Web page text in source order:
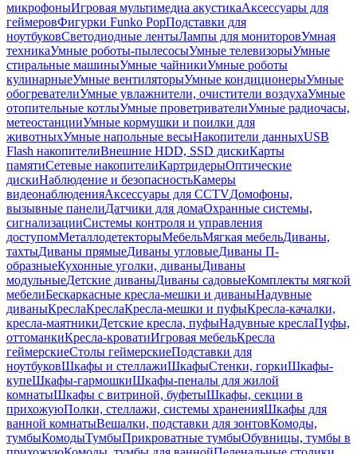
микрофоныИгровая мультимедиа акустикаАксессуары для
геймеровФигурки Funko PopПодставки для
ноутбуковСветодиодные лентыЛампы для мониторовУмная
техникаУмные роботы-пылесосыУмные телевизорыУмные
стиральные машиныУмные чайникиУмные роботы
кулинарныеУмные вентиляторыУмные кондиционерыУмные
обогревателиУмные увлажнители, очистители воздухаУмные
отопительные котлыУмные проветривателиУмные радиочасы,
метеостанцииУмные кормушки и поилки для
животныхУмные напольные весыНакопители данныхUSB
Flash накопителиВнешние HDD, SSD дискиКарты
памятиСетевые накопителиКартридерыОптические
дискиНаблюдение и безопасностьКамеры
видеонаблюденияАксессуары для CCTVДомофоны,
вызывные панелиДатчики для домаОхранные системы,
сигнализацииСистемы контроля и управления
доступомМеталлодетекторыМебельМягкая мебельДиваны,
тахтыДиваны прямыеДиваны угловыеДиваны П-
образныеКухонные уголки, диваныДиваны
модульныеДетские диваныДиваны садовыеКомплекты мягкой
мебелиБескаркасные кресла-мешки и диваныНадувные
диваныКреслаКреслаКресла-мешки и пуфыКресла-качалки,
кресла-маятникиДетские кресла, пуфыНадувные креслаПуфы,
оттоманкиКресла-кроватиИгровая мебельКресла
геймерскиеСтолы геймерскиеПодставки для
ноутбуковШкафы и стеллажиШкафыСтенки, горкиШкафы-
купеШкафы-гармошкиШкафы-пеналы для жилой
комнатыШкафы с витриной, буфетыШкафы, секции в
прихожуюПолки, стеллажи, системы храненияШкафы для
ванной комнатыВешалки, подставки для зонтовКомоды,
тумбыКомодыТумбыПрикроватные тумбыОбувницы, тумбы в